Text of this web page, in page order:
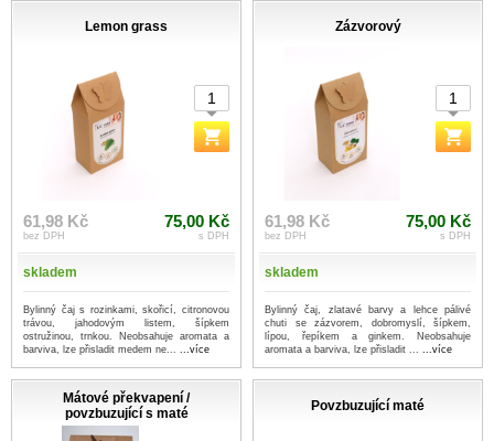
Lemon grass
61,98 Kč
bez DPH
75,00 Kč
s DPH
skladem
Bylinný čaj s rozinkami, skořicí, citronovou
trávou, jahodovým listem, šípkem
ostružinou, trnkou. Neobsahuje aromata a
barviva, lze přisladit medem ne... ...více
Zázvorový
61,98 Kč
bez DPH
75,00 Kč
s DPH
skladem
Bylinný čaj, zlatavé barvy a lehce pálivé
chuti se zázvorem, dobromyslí, šípkem,
lípou, řepíkem a ginkem. Neobsahuje
aromata a barviva, lze přisladit ... ...více
Mátové překvapení /
povzbuzující s maté
Povzbuzující maté